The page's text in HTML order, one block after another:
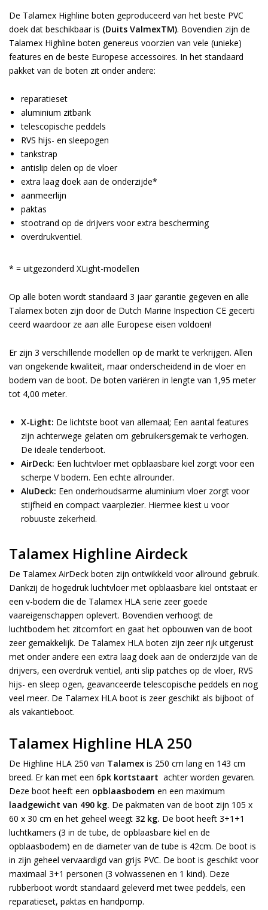
De Talamex Highline boten geproduceerd van het beste PVC
doek dat beschikbaar is (Duits ValmexTM). Bovendien zijn de
Talamex Highline boten genereus voorzien van vele (unieke)
features en de beste Europese accessoires. In het standaard
pakket van de boten zit onder andere:
reparatieset
aluminium zitbank
telescopische peddels
RVS hijs- en sleepogen
tankstrap
antislip delen op de vloer
extra laag doek aan de onderzijde*
aanmeerlijn
paktas
stootrand op de drijvers voor extra bescherming
overdrukventiel.
* = uitgezonderd XLight-modellen
Op alle boten wordt standaard 3 jaar garantie gegeven en alle
Talamex boten zijn door de Dutch Marine Inspection CE gecerti
ceerd waardoor ze aan alle Europese eisen voldoen!
Er zijn 3 verschillende modellen op de markt te verkrijgen. Allen
van ongekende kwaliteit, maar onderscheidend in de vloer en
bodem van de boot. De boten variëren in lengte van 1,95 meter
tot 4,00 meter.
X-Light: De lichtste boot van allemaal; Een aantal features
zijn achterwege gelaten om gebruikersgemak te verhogen.
De ideale tenderboot.
AirDeck: Een luchtvloer met opblaasbare kiel zorgt voor een
scherpe V bodem. Een echte allrounder.
AluDeck: Een onderhoudsarme aluminium vloer zorgt voor
stijfheid en compact vaarplezier. Hiermee kiest u voor
robuuste zekerheid.
Talamex Highline Airdeck
De Talamex AirDeck boten zijn ontwikkeld voor allround gebruik.
Dankzij de hogedruk luchtvloer met opblaasbare kiel ontstaat er
een v-bodem die de Talamex HLA serie zeer goede
vaareigenschappen oplevert. Bovendien verhoogt de
luchtbodem het zitcomfort en gaat het opbouwen van de boot
zeer gemakkelijk. De Talamex HLA boten zijn zeer rijk uitgerust
met onder andere een extra laag doek aan de onderzijde van de
drijvers, een overdruk ventiel, anti slip patches op de vloer, RVS
hijs- en sleep ogen, geavanceerde telescopische peddels en nog
veel meer. De Talamex HLA boot is zeer geschikt als bijboot of
als vakantieboot.
Talamex Highline HLA 250
De Highline HLA 250 van Talamex is 250 cm lang en 143 cm
breed. Er kan met een 6pk kortstaart achter worden gevaren.
Deze boot heeft een opblaasbodem en een maximum
laadgewicht van 490 kg. De pakmaten van de boot zijn 105 x
60 x 30 cm en het geheel weegt 32 kg. De boot heeft 3+1+1
luchtkamers (3 in de tube, de opblaasbare kiel en de
opblaasbodem) en de diameter van de tube is 42cm. De boot is
in zijn geheel vervaardigd van grijs PVC. De boot is geschikt voor
maximaal 3+1 personen (3 volwassenen en 1 kind). Deze
rubberboot wordt standaard geleverd met twee peddels, een
reparatieset, paktas en handpomp.